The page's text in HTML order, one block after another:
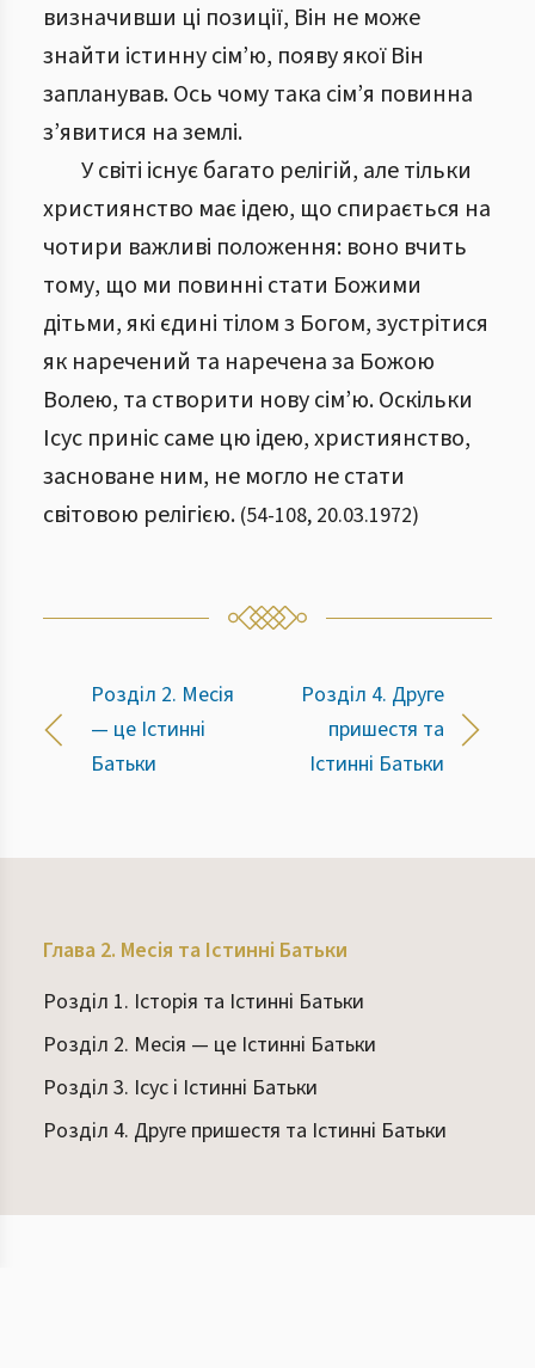
визначивши ці позиції, Він не може
знайти істинну сім’ю, появу якої Він
запланував. Ось чому така сім’я повинна
з’явитися на землі.
У світі існує багато релігій, але тільки
християнство має ідею, що спирається на
чотири важливі положення: воно вчить
тому, що ми повинні стати Божими
дітьми, які єдині тілом з Богом, зустрітися
як наречений та наречена за Божою
Волею, та створити нову сім’ю. Оскільки
Ісус приніс саме цю ідею, християнство,
засноване ним, не могло не стати
світовою релігією. (54-108, 20.03.1972)
Розділ 2. Месія
— це Істинні
Батьки
Розділ 4. Друге
пришестя та
Істинні Батьки
Глава 2. Месія та Істинні Батьки
Розділ 1. Історія та Істинні Батьки
Розділ 2. Месія — це Істинні Батьки
Розділ 3. Ісус і Істинні Батьки
Розділ 4. Друге пришестя та Істинні Батьки